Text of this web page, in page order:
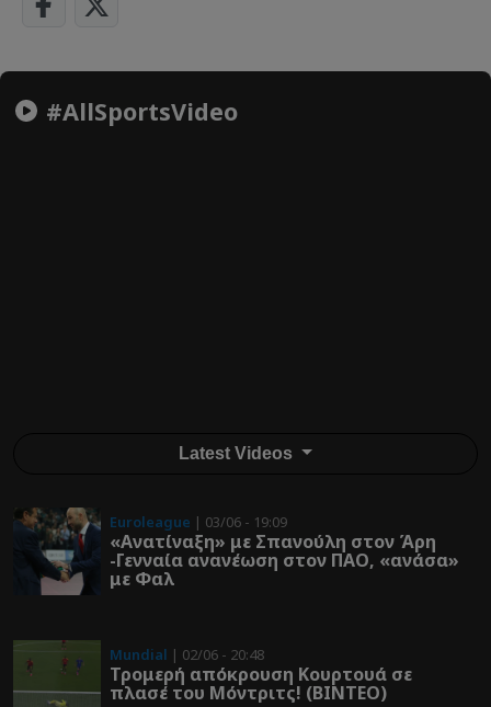
#AllSportsVideo
Latest Videos
Euroleague | 03/06 - 19:09
«Ανατίναξη» με Σπανούλη στον Άρη
-Γενναία ανανέωση στον ΠΑΟ, «ανάσα»
με Φαλ
Mundial | 02/06 - 20:48
Τρομερή απόκρουση Κουρτουά σε
πλασέ του Μόντριτς! (ΒΙΝΤΕΟ)